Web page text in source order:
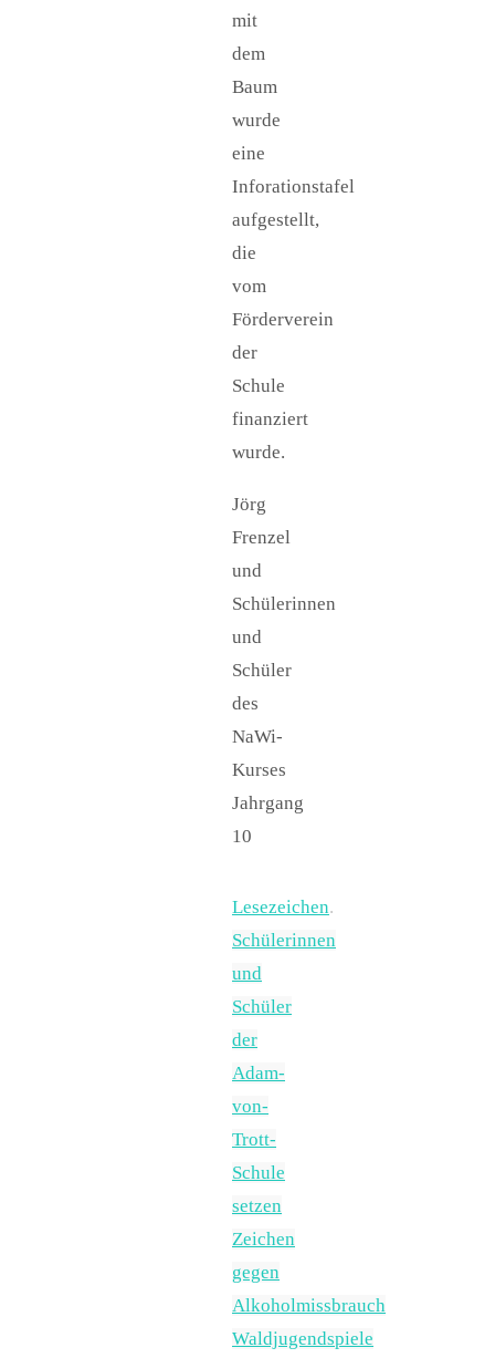
mit
dem
Baum
wurde
eine
Inforationstafel
aufgestellt,
die
vom
Förderverein
der
Schule
finanziert
wurde.
Jörg
Frenzel
und
Schülerinnen
und
Schüler
des
NaWi-
Kurses
Jahrgang
10
Lesezeichen.
Schülerinnen
und
Schüler
der
Adam-
von-
Trott-
Schule
setzen
Zeichen
gegen
Alkoholmissbrauch
Waldjugendspiele